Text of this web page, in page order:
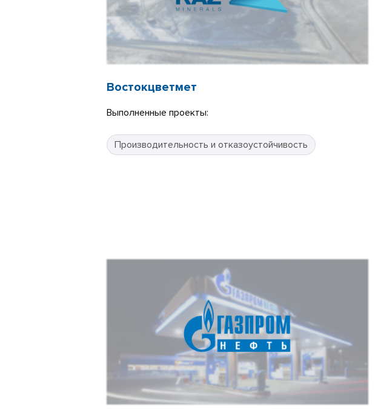
Востокцветмет
Выполненные проекты:
Производительность и отказоустойчивость